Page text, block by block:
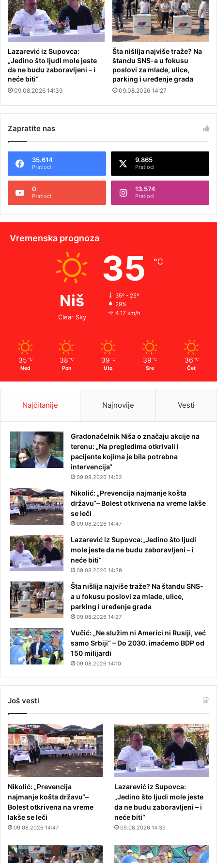
Lazarević iz Supovca:
„Jedino što ljudi mole jeste
da ne budu zaboravljeni – i
neće biti“
09.08.2026 14:39
Šta nišlija najviše traže? Na
štandu SNS-a u fokusu
poslovi za mlade, ulice,
parking i uređenje grada
09.08.2026 14:27
Zapratite nas
35.614
Pratioci
9.865
Pratioci
0
Pratioci
13.574
Pratioci
Vremenska prognoza
Niš
Clear Sky
35 ℃
35º - 25º
29%
4.17 km/h
35 ℃
Ned
38 ℃
Pon
39 ℃
Uto
39 ℃
Sre
36 ℃
Čet
Najčitanije Najnovije Vesti
Gradonačelnik Niša o značaju akcije na
terenu: „Na pregledima otkrivali i
pacijente kojima je bila potrebna
intervencija“
09.08.2026 14:52
Nikolić: „Prevencija najmanje košta
državu“– Bolest otkrivena na vreme lakše
se leči
09.08.2026 14:47
Lazarević iz Supovca:„Jedino što ljudi
mole jeste da ne budu zaboravljeni – i
neće biti“
09.08.2026 14:39
Šta nišlija najviše traže? Na štandu SNS-
a u fokusu poslovi za mlade, ulice,
parking i uređenje grada
09.08.2026 14:27
Vučić: „Ne služim ni Americi ni Rusiji, već
samo Srbiji“ – Do 2030. imaćemo BDP od
150 milijardi
09.08.2026 14:10
Još vesti
Nikolić: „Prevencija
najmanje košta državu“–
Bolest otkrivena na vreme
lakše se leči
09.08.2026 14:47
Lazarević iz Supovca:
„Jedino što ljudi mole jeste
da ne budu zaboravljeni – i
neće biti“
09.08.2026 14:39